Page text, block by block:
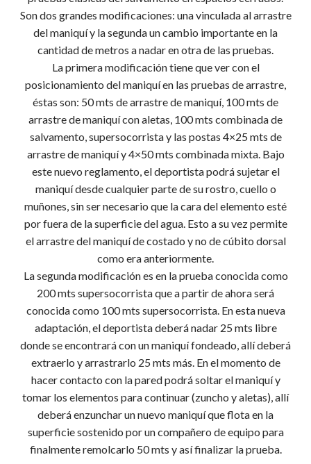
Son dos grandes modificaciones: una vinculada al arrastre
del maniquí y la segunda un cambio importante en la
cantidad de metros a nadar en otra de las pruebas.
La primera modificación tiene que ver con el
posicionamiento del maniquí en las pruebas de arrastre,
éstas son: 50 mts de arrastre de maniquí, 100 mts de
arrastre de maniquí con aletas, 100 mts combinada de
salvamento, supersocorrista y las postas 4×25 mts de
arrastre de maniquí y 4×50 mts combinada mixta. Bajo
este nuevo reglamento, el deportista podrá sujetar el
maniquí desde cualquier parte de su rostro, cuello o
muñones, sin ser necesario que la cara del elemento esté
por fuera de la superficie del agua. Esto a su vez permite
el arrastre del maniquí de costado y no de cúbito dorsal
como era anteriormente.
La segunda modificación es en la prueba conocida como
200 mts supersocorrista que a partir de ahora será
conocida como 100 mts supersocorrista. En esta nueva
adaptación, el deportista deberá nadar 25 mts libre
donde se encontrará con un maniquí fondeado, allí deberá
extraerlo y arrastrarlo 25 mts más. En el momento de
hacer contacto con la pared podrá soltar el maniquí y
tomar los elementos para continuar (zuncho y aletas), allí
deberá enzunchar un nuevo maniquí que flota en la
superficie sostenido por un compañero de equipo para
finalmente remolcarlo 50 mts y así finalizar la prueba.